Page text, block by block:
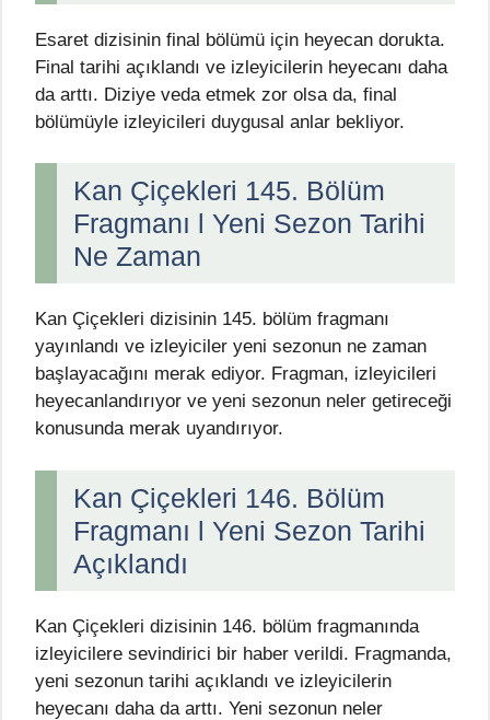
Esaret dizisinin final bölümü için heyecan dorukta.
Final tarihi açıklandı ve izleyicilerin heyecanı daha
da arttı. Diziye veda etmek zor olsa da, final
bölümüyle izleyicileri duygusal anlar bekliyor.
Kan Çiçekleri 145. Bölüm
Fragmanı l Yeni Sezon Tarihi
Ne Zaman
Kan Çiçekleri dizisinin 145. bölüm fragmanı
yayınlandı ve izleyiciler yeni sezonun ne zaman
başlayacağını merak ediyor. Fragman, izleyicileri
heyecanlandırıyor ve yeni sezonun neler getireceği
konusunda merak uyandırıyor.
Kan Çiçekleri 146. Bölüm
Fragmanı l Yeni Sezon Tarihi
Açıklandı
Kan Çiçekleri dizisinin 146. bölüm fragmanında
izleyicilere sevindirici bir haber verildi. Fragmanda,
yeni sezonun tarihi açıklandı ve izleyicilerin
heyecanı daha da arttı. Yeni sezonun neler